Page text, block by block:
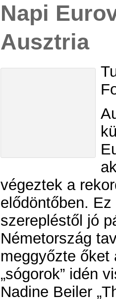
Napi
Ausztria
végeztek a
elődöntőben.
szerepléstől jó
Németország
meggyőzte
„sógorok” idén
Nadine Beiler